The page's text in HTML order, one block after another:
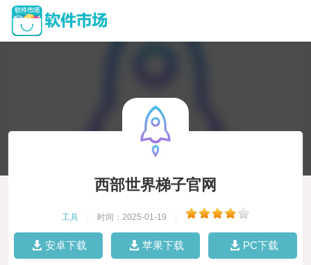
西部世界梯子官网
工具 时间：2025-01-19
安卓下载 苹果下载 PC下载